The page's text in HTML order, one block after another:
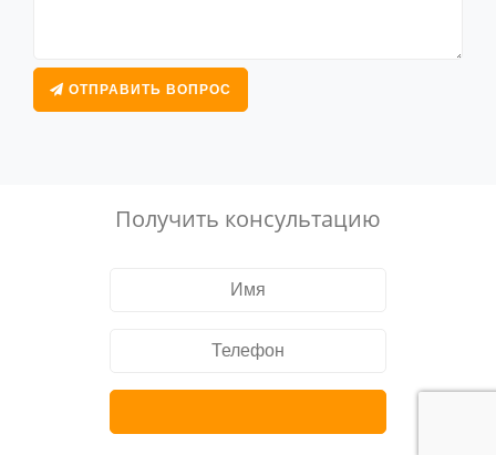
ОТПРАВИТЬ ВОПРОС
Получить консультацию